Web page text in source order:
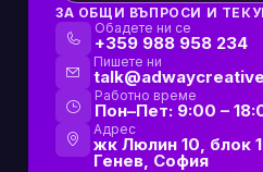
ЗА ОБЩИ ВЪПРОСИ И
Обадете ни се
+359 988 958 234
Пишете ни
Работно време
Пон–Пет: 9:00 –
Адрес
жк Люлин 10, блок
Генев, София